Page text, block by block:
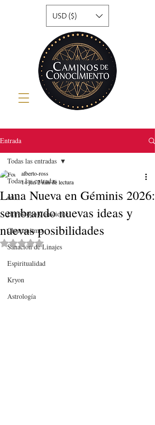
USD ($)
Entrada
Todas las entradas
reiki
Horóscopo Consciente
Chamanismo
Sanación de Linajes
Espiritualidad
Kryon
Astrología
Todas las entradas
Luna Nueva en Géminis 2026:
sembrando nuevas ideas y
nuevas posibilidades
alberto-ross
14 jun2 min de lectura
Obtuvo NaN de 5 estrellas.